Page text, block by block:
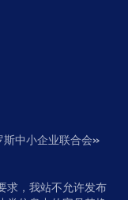
斯中小企业联合会»
求，我站不允许发布